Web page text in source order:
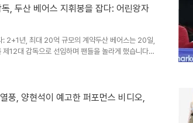
이전보다 한층 성숙해진 분위기와 섬세한 표정 연
전 달라졌네”, “AOA 시절보다 지금..
, 두산 베어스 지휘봉을 잡다: 어린왕자
: 2+1년, 최대 20억 규모의 계약두산 베어스는 20일,
12대 감독으로 선임하며 팬들을 놀라게 했습니다.
김원형 감독의 복귀는 많은 야구 팬들의 기대를 모으
며, 젊은 선수 육성에 대한 기대감을 높였습니다. 그
위한 중요한 발걸음이 될 것입니다. 김원형 감독의
랜더스를 거쳐 두산으로김원형..
풍, 양현석이 예고한 퍼포먼스 비디오,